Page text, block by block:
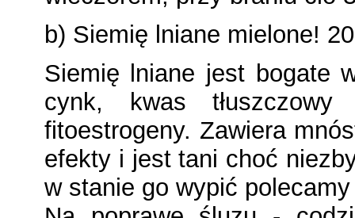
b) Siemię lniane mielone!
Siemię lniane jest bogate
cynk, kwas tłuszczowy
fitoestrogeny. Zawiera
efekty i jest tani choć
w stanie go wypić